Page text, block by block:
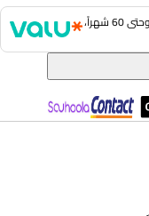
ادفع مع ڤاليو واستمتع بخطط تقسيط تبدأ من 6 أشهر وحتى 60 شهراً،